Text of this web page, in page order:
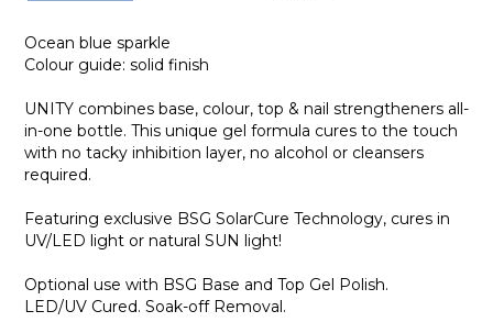
Ocean blue sparkle
Colour guide: solid finish
UNITY combines base, colour, top & nail strengtheners all-
in-one bottle. This unique gel formula cures to the touch
with no tacky inhibition layer, no alcohol or cleansers
required.
Featuring exclusive BSG SolarCure Technology, cures in
UV/LED light or natural SUN light!
Optional use with BSG Base and Top Gel Polish.
LED/UV Cured. Soak-off Removal.